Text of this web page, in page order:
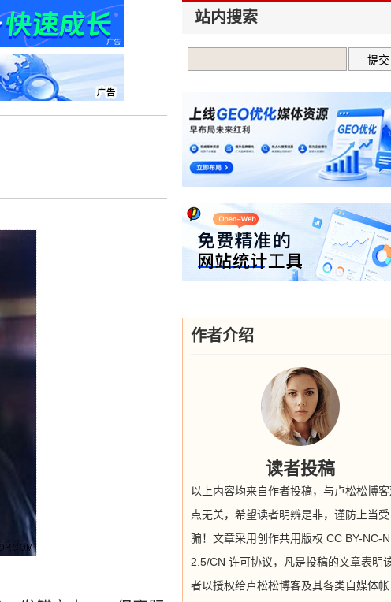
站内搜索
作者介绍
读者投稿
以上内容均来自作者投稿，与卢松松博
点无关，希望读者明辨是非，谨防上当受
骗！文章采用创作共用版权 CC BY-NC-
2.5/CN 许可协议，凡是投稿的文章表明
者以授权给卢松松博客及其各类自媒体帐